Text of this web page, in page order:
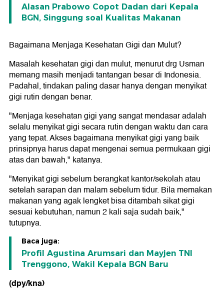
Alasan Prabowo Copot Dadan dari Kepala
BGN, Singgung soal Kualitas Makanan
Bagaimana Menjaga Kesehatan Gigi dan Mulut?
Masalah kesehatan gigi dan mulut, menurut drg Usman
memang masih menjadi tantangan besar di Indonesia.
Padahal, tindakan paling dasar hanya dengan menyikat
gigi rutin dengan benar.
"Menjaga kesehatan gigi yang sangat mendasar adalah
selalu menyikat gigi secara rutin dengan waktu dan cara
yang tepat. Akses bagaimana menyikat gigi yang baik
prinsipnya harus dapat mengenai semua permukaan gigi
atas dan bawah," katanya.
"Menyikat gigi sebelum berangkat kantor/sekolah atau
setelah sarapan dan malam sebelum tidur. Bila memakan
makanan yang agak lengket bisa ditambah sikat gigi
sesuai kebutuhan, namun 2 kali saja sudah baik,"
tutupnya.
Baca juga:
Profil Agustina Arumsari dan Mayjen TNI
Trenggono, Wakil Kepala BGN Baru
(dpy/kna)